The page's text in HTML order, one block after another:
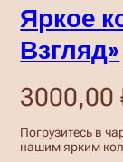
Яркое
Взгляд»
3000,00
Погрузитесь в
нашим ярким